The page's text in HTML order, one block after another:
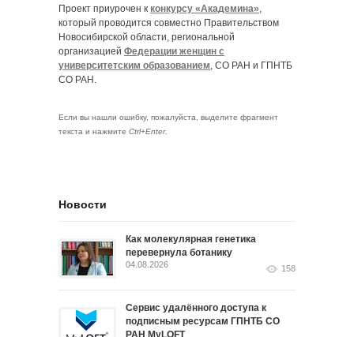
Проект приурочен к конкурсу «Академина»,
который проводится совместно Правительством
Новосибирской области, региональной
организацией Федерации женщин с
университетским образованием, СО РАН и ГПНТБ
СО РАН.
Если вы нашли ошибку, пожалуйста, выделите фрагмент
текста и нажмите Ctrl+Enter.
Новости
Как молекулярная генетика
перевернула ботанику
04.08.2026 158
Сервис удалённого доступа к
подписным ресурсам ГПНТБ СО
РАН MyLOFT